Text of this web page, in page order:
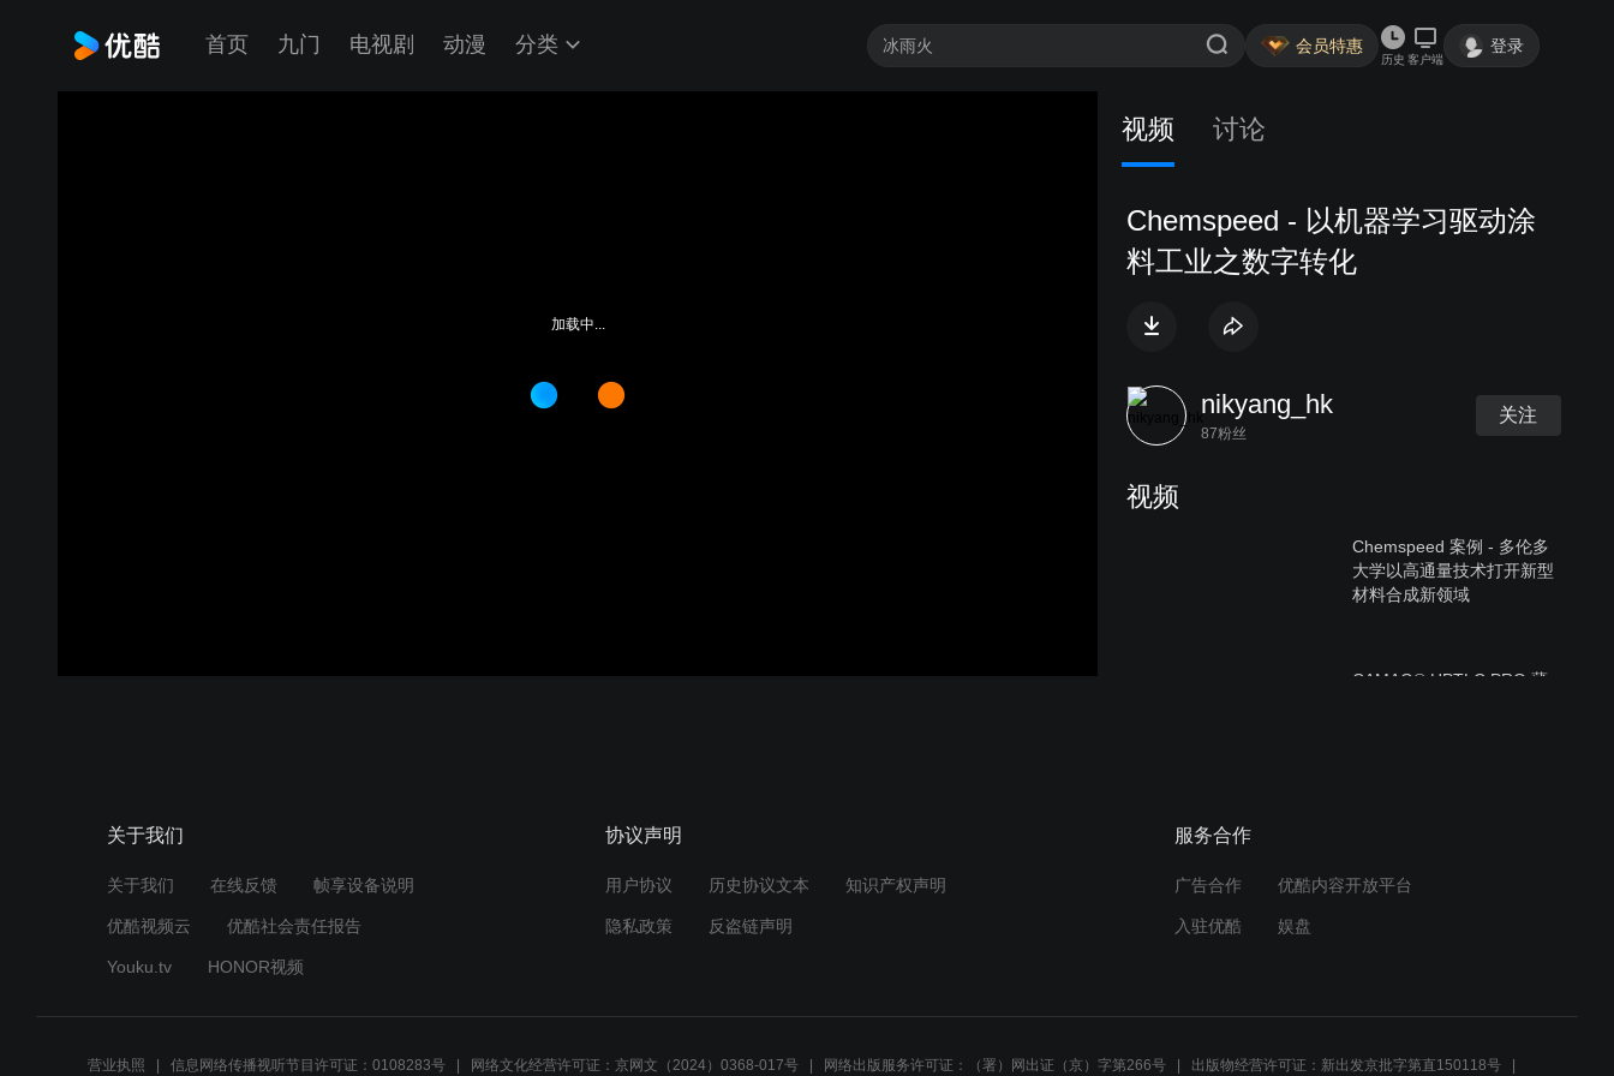
首页 九门 电视剧 动漫 分类 会员特惠
历史 客户端
登录
加载中...
视频 讨论
Chemspeed - 以机器学习驱动涂
料工业之数字转化
nikyang_hk
87粉丝
关注
视频
Chemspeed 案例 - 多伦多
大学以高通量技术打开新型
材料合成新领域
CAMAG® HPTLC PRO 薄
关于我们
关于我们 在线反馈 帧享设备说明
优酷视频云 优酷社会责任报告
Youku.tv HONOR视频
协议声明
用户协议 历史协议文本 知识产权声明
隐私政策 反盗链声明
服务合作
广告合作 优酷内容开放平台
入驻优酷 娱盘
营业执照 信息网络传播视听节目许可证：0108283号 网络文化经营许可证：京网文（2024）0368-017号 网络出版服务许可证：（署）网出证（京）字第266号 出版物经营许可证：新出发京批字第直150118号